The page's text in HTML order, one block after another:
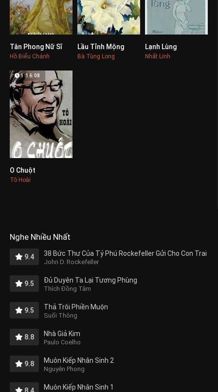
Tân Phong Nữ Sĩ
Hồ Biểu Chánh
Lầu Tỉnh Mộng
Bà Tùng Long
Lạnh Lùng
Nhất Linh
1:16:08
O Chuột
Tô Hoài
Nghe Nhiều Nhất
9.4 38 Bức Thư Của Tỷ Phú Rockefeller Gửi Cho Con Trai
John D. Rockefeller
9.5 Đủ Duyên Ta Lại Tương Phùng
Thích Đồng Tâm
9.5 Thả Trôi Phiền Muộn
Suối Thông
8.8 Nhà Giả Kim
Paulo Coelho
9.8 Muôn Kiếp Nhân Sinh 2
Nguyên Phong
Muôn Kiếp Nhân Sinh 1